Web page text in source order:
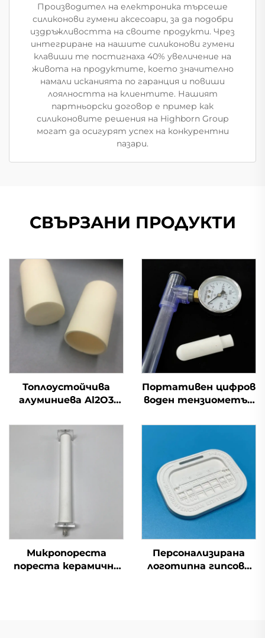
Производител на електроника търсеше
силиконови гумени аксесоари, за да подобри
издръжливостта на своите продукти. Чрез
интегриране на нашите силиконови гумени
клавиши те постигнаха 40% увеличение на
живота на продуктите, което значително
намали исканията по гаранция и повиши
лоялността на клиентите. Нашият
партньорски договор е пример как
силиконовите решения на Highborn Group
могат да осигурят успех на конкурентни
пазари.
СВЪРЗАНИ ПРОДУКТИ
Топлоустойчива
алуминиева Al2O3
лабораторно
стапяне
Портативен цифров
воден тензиометър
за измерване на
Микропореста
пореста керамична
Персонализирана
логотипна гипсова